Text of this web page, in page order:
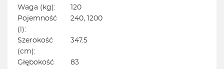
Waga (kg):
120
Pojemność
(l):
240, 1200
Szerokość
(cm):
347.5
Głębokość
83